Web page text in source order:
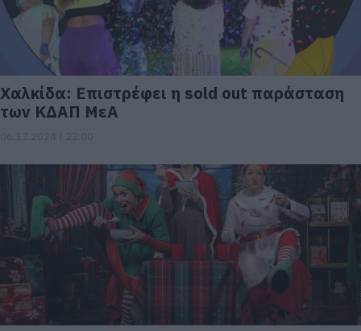
Χαλκίδα: Επιστρέφει η sold out παράσταση
των ΚΔΑΠ ΜεΑ